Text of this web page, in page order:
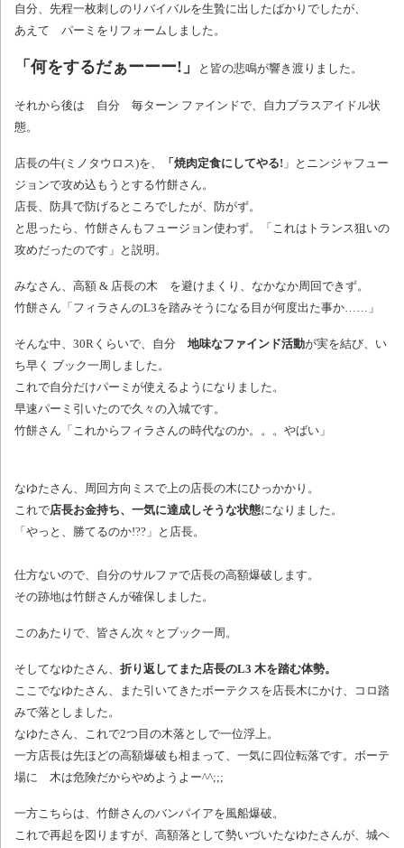
自分、先程一枚刺しのリバイバルを生贄に出したばかりでしたが、
あえて パーミをリフォームしました。
「何をするだぁーーー!」 と皆の悲鳴が響き渡りました。
それから後は 自分 毎ターン ファインドで、自力ブラスアイドル状
態。
店長の牛(ミノタウロス)を、 「焼肉定食にしてやる! 」とニンジャフュー
ジョンで攻め込もうとする竹餅さん。
店長、防具で防げるところでしたが、防がず。
と思ったら、竹餅さんもフュージョン使わず。「これはトランス狙いの
攻めだったのです」と説明。
みなさん、高額 & 店長の木 を避けまくり、なかなか周回できず。
竹餅さん「フィラさんのL3を踏みそうになる目が何度出た事か……」
そんな中、30Rくらいで、自分 地味なファインド活動が実を結び、い
ち早く ブック一周しました。
これで自分だけパーミが使えるようになりました。
早速パーミ引いたので久々の入城です。
竹餅さん「これからフィラさんの時代なのか。。。やばい」
なゆたさん、周回方向ミスで上の店長の木にひっかかり。
これで店長お金持ち、一気に達成しそうな状態になりました。
「やっと、勝てるのか!??」と店長。
仕方ないので、自分のサルファで店長の高額爆破します。
その跡地は竹餅さんが確保しました。
このあたりで、皆さん次々とブック一周。
そしてなゆたさん、 折り返してまた店長のL3 木を踏む体勢。
ここでなゆたさん、また引いてきたボーテクスを店長木にかけ、コロ踏
みで落としました。
なゆたさん、これで2つ目の木落としで一位浮上。
一方店長は先ほどの高額爆破も相まって、一気に四位転落です。ボーテ
場に 木は危険だからやめようよー^^;;;
一方こちらは、竹餅さんのバンパイアを風船爆破。
これで再起を図りますが、高額落として勢いづいたなゆたさんが、城ヘ